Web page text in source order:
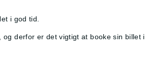
i god tid.
derfor er det vigtigt at booke sin billet i